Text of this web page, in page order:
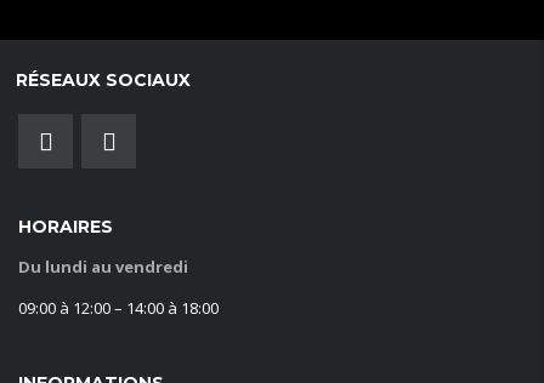
RÉSEAUX SOCIAUX
HORAIRES
Du lundi au vendredi
09:00 à 12:00 – 14:00 à 18:00